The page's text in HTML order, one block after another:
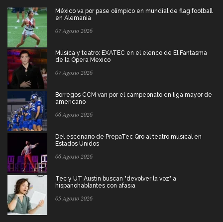
México va por pase olímpico en mundial de flag football
en Alemania
07 Agosto 2026
Música y teatro: EXATEC en el elenco de El Fantasma
de la Ópera Mexico
07 Agosto 2026
Borregos CCM van por el campeonato en liga mayor de
americano
06 Agosto 2026
Del escenario de PrepaTec Qro al teatro musical en
Estados Unidos
06 Agosto 2026
Tec y UT Austin buscan "devolver la voz" a
hispanohablantes con afasia
05 Agosto 2026